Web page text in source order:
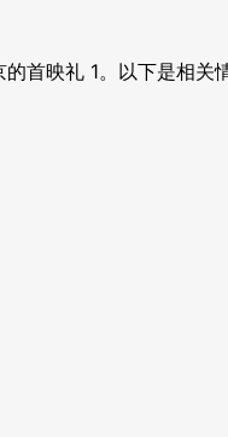
的首映礼 1。以下是相关